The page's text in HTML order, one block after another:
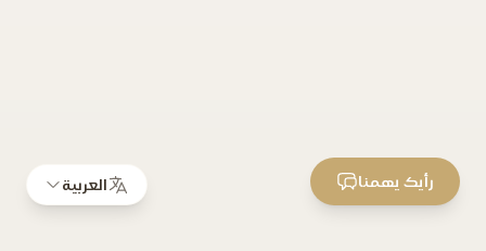
العربية رأيك يهمنا